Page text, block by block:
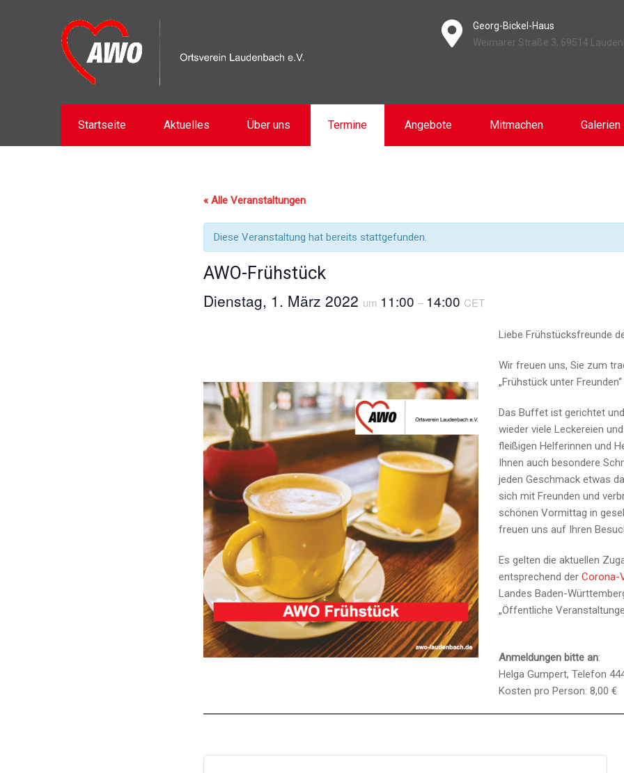
Georg-Bickel-Haus
Weimarer Straße 3, 69514
Startseite Aktuelles Über uns Termine Angebote Mitmachen Galerien
« Alle Veranstaltungen
Diese Veranstaltung hat bereits stattgefunden.
AWO-Frühstück
Dienstag, 1. März 2022 um 11:00 – 14:00 CET
Liebe Frühstücksfreunde
Wir freuen uns, Sie zum
„Frühstück unter
Das Buffet ist gerichtet
wieder viele Leckereien
fleißigen Helferinnen und
Ihnen auch besondere
jeden Geschmack etwas
sich mit Freunden und
schönen Vormittag in
freuen uns auf Ihren
Es gelten die aktuellen
entsprechend derCorona-
Landes Baden-
„Öffentliche
Anmeldungen bitte an:
Helga Gumpert, Telefon
Kosten pro Person: 8,00 €